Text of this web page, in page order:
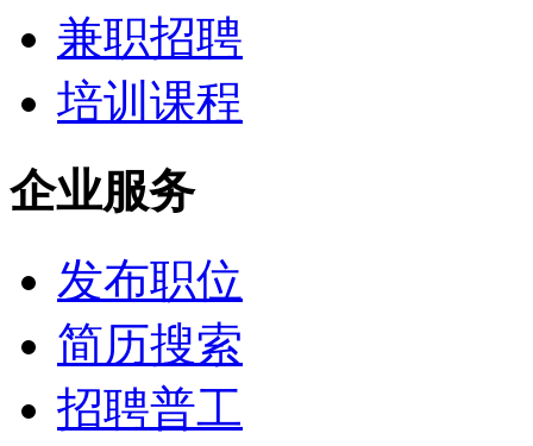
兼职招聘
培训课程
企业服务
发布职位
简历搜索
招聘普工